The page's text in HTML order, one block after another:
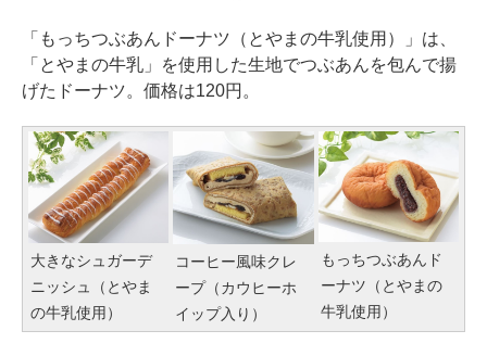
「もっちつぶあんドーナツ（とやまの牛乳使用）」は、
「とやまの牛乳」を使用した生地でつぶあんを包んで揚
げたドーナツ。価格は120円。
大きなシュガーデ
ニッシュ（とやま
の牛乳使用）
コーヒー風味クレ
ープ（カウヒーホ
イップ入り）
もっちつぶあんド
ーナツ（とやまの
牛乳使用）